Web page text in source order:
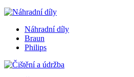
Náhradní díly
Braun
Philips